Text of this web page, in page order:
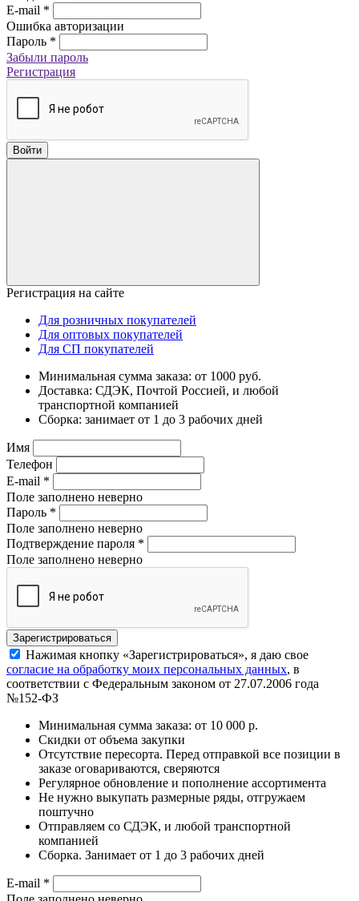
E-mail *
Ошибка авторизации
Пароль *
Забыли пароль
Регистрация
Войти
Регистрация на сайте
Для розничных покупателей
Для оптовых покупателей
Для СП покупателей
Минимальная сумма заказа: от 1000 руб.
Доставка: СДЭК, Почтой Россией, и любой
транспортной компанией
Сборка: занимает от 1 до 3 рабочих дней
Имя
Телефон
E-mail *
Поле заполнено неверно
Пароль *
Поле заполнено неверно
Подтверждение пароля *
Поле заполнено неверно
Нажимая кнопку «Зарегистрироваться», я даю свое
согласие на обработку моих персональных данных, в
соответствии с Федеральным законом от 27.07.2006 года
№152-ФЗ
Минимальная сумма заказа: от 10 000 р.
Скидки от объема закупки
Отсутствие пересорта. Перед отправкой все позиции в
заказе оговариваются, сверяются
Регулярное обновление и пополнение ассортимента
Не нужно выкупать размерные ряды, отгружаем
поштучно
Отправляем со СДЭК, и любой транспортной
компанией
Сборка. Занимает от 1 до 3 рабочих дней
E-mail *